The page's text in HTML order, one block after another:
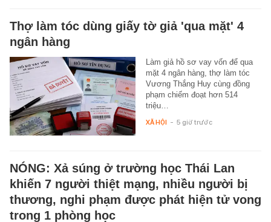
Thợ làm tóc dùng giấy tờ giả 'qua mặt' 4
ngân hàng
Làm giả hồ sơ vay vốn để qua
mặt 4 ngân hàng, thợ làm tóc
Vương Thắng Huy cùng đồng
phạm chiếm đoạt hơn 514
triệu…
XÃ HỘI - 5 giờ trước
NÓNG: Xả súng ở trường học Thái Lan
khiến 7 người thiệt mạng, nhiều người bị
thương, nghi phạm được phát hiện tử vong
trong 1 phòng học